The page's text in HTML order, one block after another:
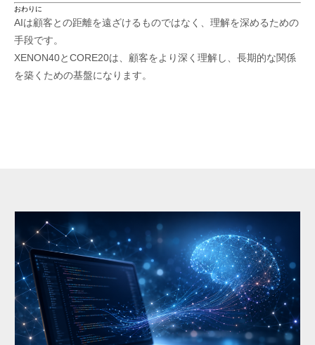
おわりに
AIは顧客との距離を遠ざけるものではなく、理解を深めるための
手段です。
XENON40とCORE20は、顧客をより深く理解し、長期的な関係
を築くための基盤になります。